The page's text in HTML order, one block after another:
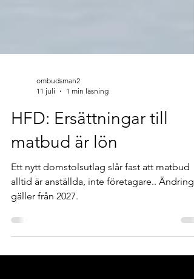
11 juli
1 min läsning
HFD: Ersättningar till
matbud är lön
Ett nytt domstolsutlag slår fast att matbud
alltid är anställda, inte företagare..
gäller från 2027.